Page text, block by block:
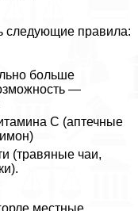
следующие правила:
больше
—
С (аптечные
(травяные чаи,